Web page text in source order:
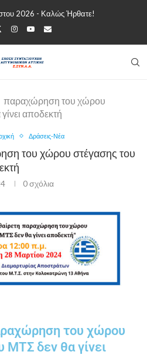
2026 - Καλώς Ήρθατε!
παραχώρηση του χώρου
αποδεκτή
Δράσεις-Νέα
του χώρου στέγασης του
0 σχόλια
του χώρου
ΜΤΣ δεν θα γίνει